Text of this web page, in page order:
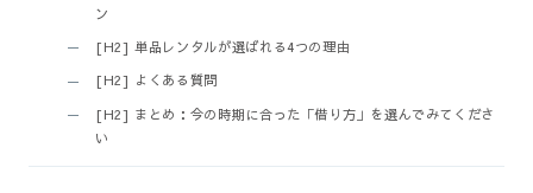
ン
[H2] 単品レンタルが選ばれる4つの理由
[H2] よくある質問
[H2] まとめ：今の時期に合った「借り方」を選んでみてくださ
い